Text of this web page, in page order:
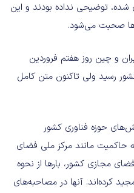
توضیحی نداده بودند و این
صحبت می‌شود.
راهبردی ۲۵ ساله ایران و چین روز هفتم فروردین
رسید ولی تاکنون متن کامل
حوزه فناوری کشور
حاکمیت مانند مرکز ملی فضای
مجازی کشور، بارها از نحوه
کرده‌اند. آنها در مصاحبه‌های